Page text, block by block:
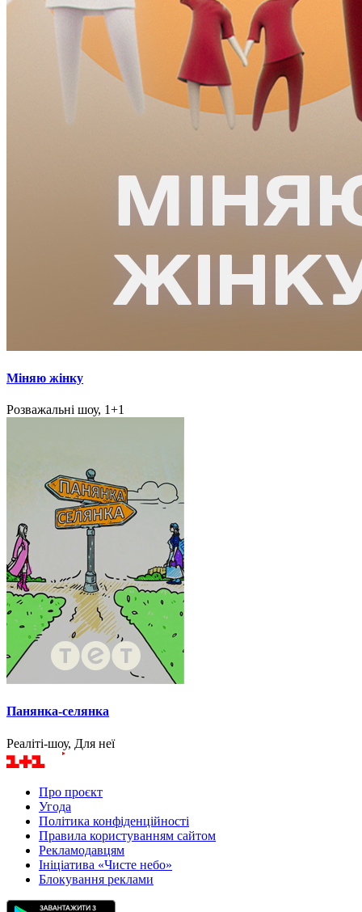
Міняю жінку
Розважальні шоу, 1+1
Панянка-селянка
Реаліті-шоу, Для неї
Про проєкт
Угода
Політика конфіденційності
Правила користуванням сайтом
Рекламодавцям
Ініціатива «Чисте небо»
Блокування реклами